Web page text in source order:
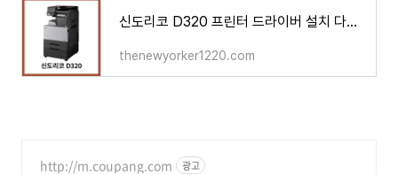
신도리코 D320 프린터 드라이버 설치 다운로드
thenewyorker1220.com
http://m.coupang.com 광고